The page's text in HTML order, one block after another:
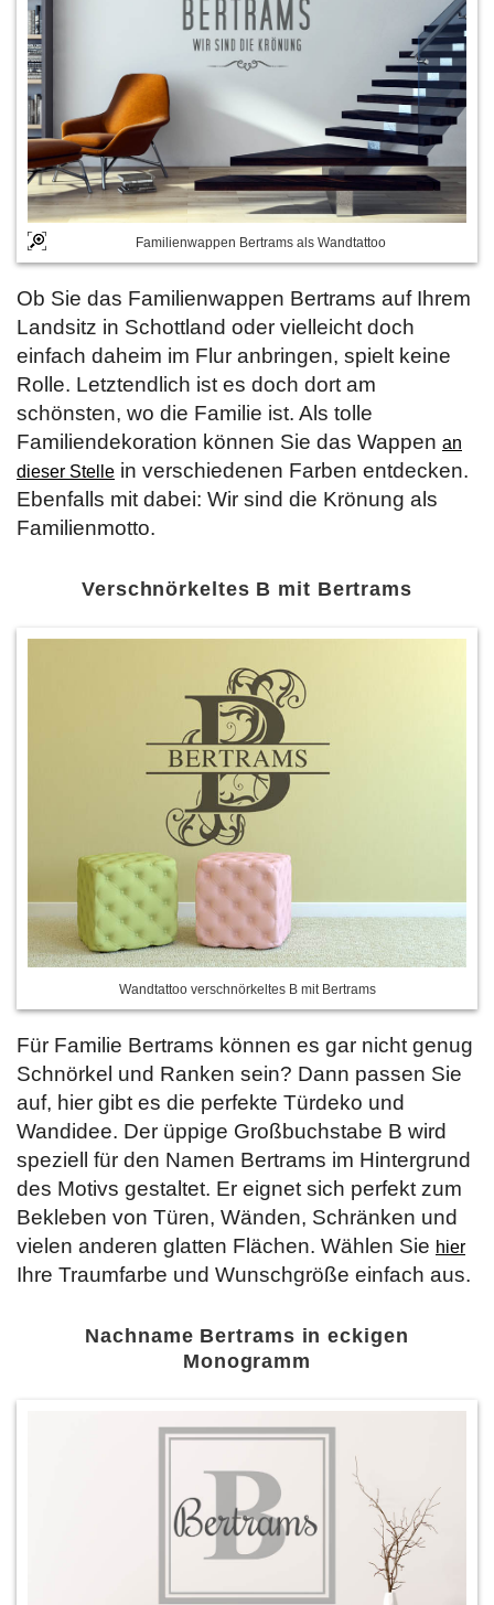
Familienwappen Bertrams als Wandtattoo
Ob Sie das Familienwappen Bertrams auf Ihrem
Landsitz in Schottland oder vielleicht doch
einfach daheim im Flur anbringen, spielt keine
Rolle. Letztendlich ist es doch dort am
schönsten, wo die Familie ist. Als tolle
Familiendekoration können Sie das Wappen an
dieser Stelle in verschiedenen Farben entdecken.
Ebenfalls mit dabei: Wir sind die Krönung als
Familienmotto.
Verschnörkeltes B mit Bertrams
Wandtattoo verschnörkeltes B mit Bertrams
Für Familie Bertrams können es gar nicht genug
Schnörkel und Ranken sein? Dann passen Sie
auf, hier gibt es die perfekte Türdeko und
Wandidee. Der üppige Großbuchstabe B wird
speziell für den Namen Bertrams im Hintergrund
des Motivs gestaltet. Er eignet sich perfekt zum
Bekleben von Türen, Wänden, Schränken und
vielen anderen glatten Flächen. Wählen Sie hier
Ihre Traumfarbe und Wunschgröße einfach aus.
Nachname Bertrams in eckigen
Monogramm